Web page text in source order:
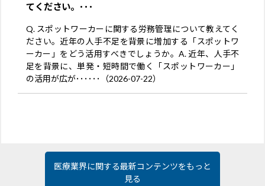
てください。･･･
Q. スポットワーカーに関する労務管理について教えてく
ださい。近年の人手不足を背景に増加する「スポットワ
ーカー」をどう活用すべきでしょうか。A. 近年、人手不
足を背景に、単発・短時間で働く「スポットワーカー」
の活用が広が･･････（2026-07-22）
医療業界に関する最新コンテンツをもっと
見る